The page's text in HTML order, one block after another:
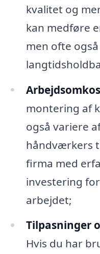
kvalitet og
kan medføre
men ofte
montering af
også variere
håndværkers
firma med
investering
arbejdet;
Tilpasninger
Hvis du har